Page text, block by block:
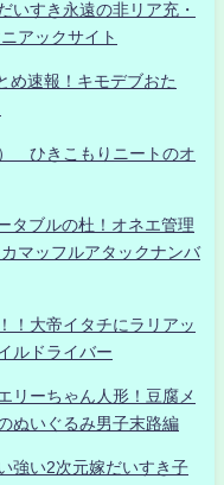
いすき永遠の非リア充・
アックサイト
め速報！キモデブおた
ひきこもりニートのオ
タブルの杜！オネエ管理
マッフルアタックナンバ
！大帝イタチにラリアッ
ルドライバー
リーちゃん人形！豆腐メ
ぬいぐるみ男子末路編
強い2次元嫁だいすき子